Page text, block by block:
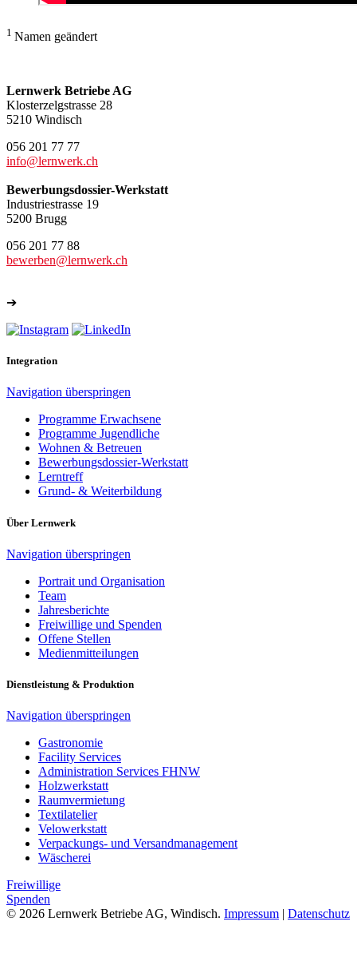
1 Namen geändert
Lernwerk Betriebe AG
Klosterzelgstrasse 28
5210 Windisch
056 201 77 77
info@lernwerk.ch
Bewerbungsdossier-Werkstatt
Industriestrasse 19
5200 Brugg
056 201 77 88
bewerben@lernwerk.ch
➔
Integration
Navigation überspringen
Programme Erwachsene
Programme Jugendliche
Wohnen & Betreuen
Bewerbungsdossier-Werkstatt
Lerntreff
Grund- & Weiterbildung
Über Lernwerk
Navigation überspringen
Portrait und Organisation
Team
Jahresberichte
Freiwillige und Spenden
Offene Stellen
Medienmitteilungen
Dienstleistung & Produktion
Navigation überspringen
Gastronomie
Facility Services
Administration Services FHNW
Holzwerkstatt
Raumvermietung
Textilatelier
Velowerkstatt
Verpackungs- und Versandmanagement
Wäscherei
Freiwillige
Spenden
© 2026 Lernwerk Betriebe AG, Windisch. Impressum | Datenschutz